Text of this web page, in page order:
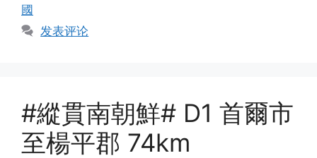
國
发表评论
#縱貫南朝鮮# D1 首爾市
至楊平郡 74km